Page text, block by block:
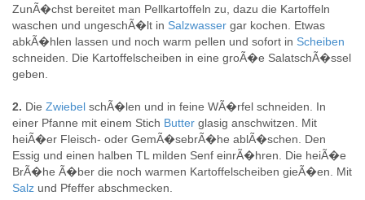
ZunÃ�chst bereitet man Pellkartoffeln zu, dazu die Kartoffeln
waschen und ungeschÃ�lt in Salzwasser gar kochen. Etwas
abkÃ�hlen lassen und noch warm pellen und sofort in Scheiben
schneiden. Die Kartoffelscheiben in eine groÃ�e SalatschÃ�ssel
geben.
2. Die Zwiebel schÃ�len und in feine WÃ�rfel schneiden. In
einer Pfanne mit einem Stich Butter glasig anschwitzen. Mit
heiÃ�er Fleisch- oder GemÃ�sebrÃ�he ablÃ�schen. Den
Essig und einen halben TL milden Senf einrÃ�hren. Die heiÃ�e
BrÃ�he Ã�ber die noch warmen Kartoffelscheiben gieÃ�en. Mit
Salz und Pfeffer abschmecken.